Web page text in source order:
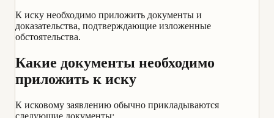
К иску необходимо приложить документы и
доказательства, подтверждающие изложенные
обстоятельства.
Какие документы необходимо
приложить к иску
К исковому заявлению обычно прикладываются
следующие документы: